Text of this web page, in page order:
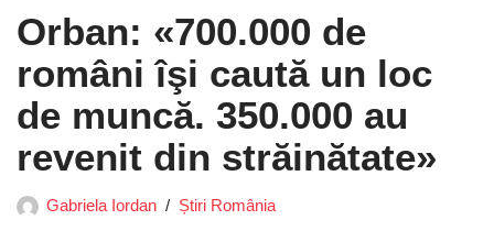
Orban: «700.000 de
români îşi caută un loc
de muncă. 350.000 au
revenit din străinătate»
Gabriela Iordan Știri România